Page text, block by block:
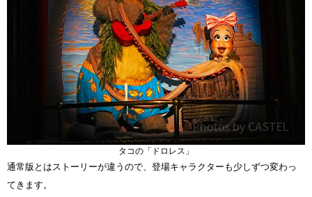
タコの「ドロレス」
通常版とはストーリーが違うので、登場キャラクターも少しずつ変わっ
てきます。